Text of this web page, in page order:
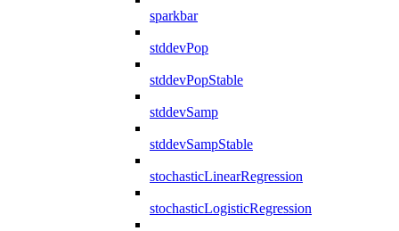
sparkbar
stddevPop
stddevPopStable
stddevSamp
stddevSampStable
stochasticLinearRegression
stochasticLogisticRegression